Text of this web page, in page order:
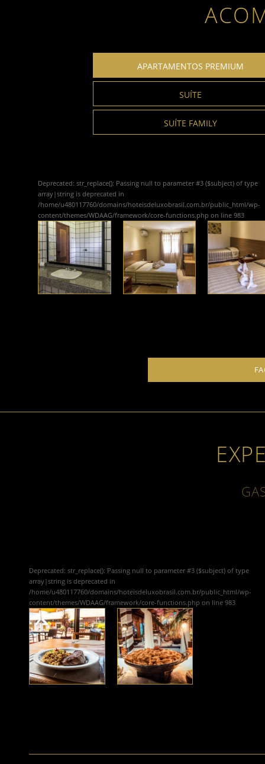
APARTAMENTOS PREMIUM
SUÍTE
SUÍTE FAMILY
Deprecated: str_replace(): Passing null to parameter #3 ($subject) of type
array|string is deprecated in
/home/u480117760/domains/hoteisdeluxobrasil.com.br/public_html/wp-
content/themes/WDAAG/framework/core-functions.php on line 983
Deprecated: str_replace(): Passing null to parameter #3 ($subject) of type
array|string is deprecated in
/home/u480117760/domains/hoteisdeluxobrasil.com.br/public_html/wp-
content/themes/WDAAG/framework/core-functions.php on line 983